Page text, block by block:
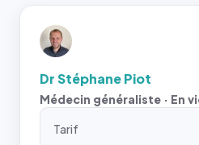
Dr Stéphane Piot
Médecin généraliste · En
Tarif